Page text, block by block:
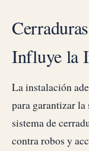
Influye la
La instalación
para garantizar
sistema de
contra robos y